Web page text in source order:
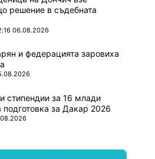
решение в съдебната
06.08.2026
и федерацията заровиха
стипендии за 16 млади
подготовка за Дакар 2026